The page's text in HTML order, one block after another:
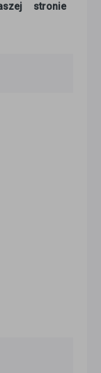
stronie